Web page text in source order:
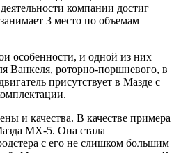
компании достиг
3 место по объемам
особенности, и одной из них
Ванкеля, роторно-поршневого, в
присутствует в Мазде с
и качества. В качестве примера
МХ-5. Она стала
с его не слишком большим